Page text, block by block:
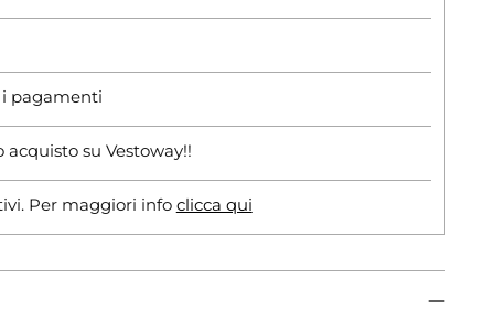
i pagamenti
su Vestoway!!
Per maggiori info clicca qui